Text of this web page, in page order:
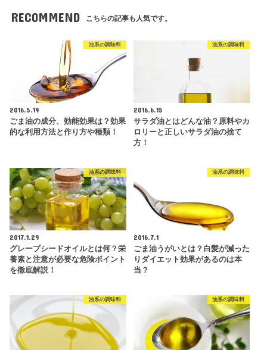
RECOMMEND こちらの記事も人気です。
油系の調味料
2016.5.19
ごま油の成分、効能効果は？効果
的な利用方法と作り方や種類！
油系の調味料
2016.6.15
サラダ油とはどんな油？原料やカ
ロリーと正しいサラダ油の捨て
方！
油系の調味料
2017.1.29
グレープシードオイルとは何？栄
養素と注意が必要な危険ポイント
を徹底解説！
油系の調味料
2016.7.1
ごま油うがいとは？白髪が減った
りダイエット効果があるのは本
当？
油系の調味料 油系の調味料